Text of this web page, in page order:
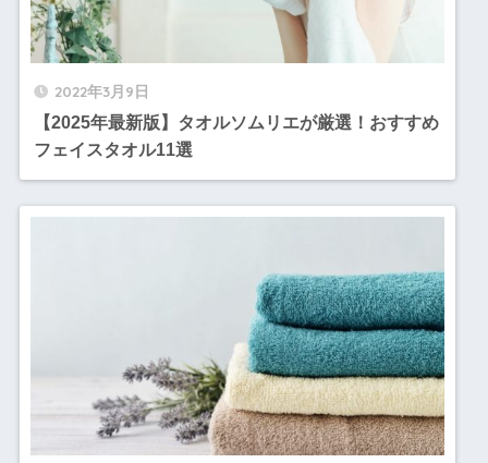
2022年3月9日
【2025年最新版】タオルソムリエが厳選！おすすめ
フェイスタオル11選